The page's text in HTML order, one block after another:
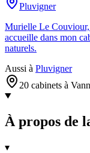
Pluvigner
Murielle Le Couviour,
accueille dans mon
naturels.
Aussi à Pluvigner
20 cabinets à
À propos de
▾